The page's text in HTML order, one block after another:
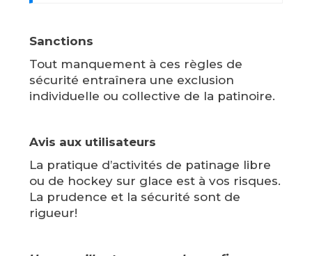
Sanctions
Tout manquement à ces règles de
sécurité entraînera une exclusion
individuelle ou collective de la patinoire.
Avis aux utilisateurs
La pratique d’activités de patinage libre
ou de hockey sur glace est à vos risques.
La prudence et la sécurité sont de
rigueur!